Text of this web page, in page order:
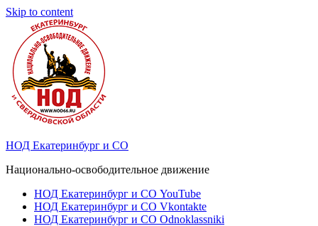
Skip to content
НОД Екатеринбург и СО
Национально-освободительное движение
НОД Екатеринбург и СО YouTube
НОД Екатеринбург и СО Vkontakte
НОД Екатеринбург и СО Odnoklassniki